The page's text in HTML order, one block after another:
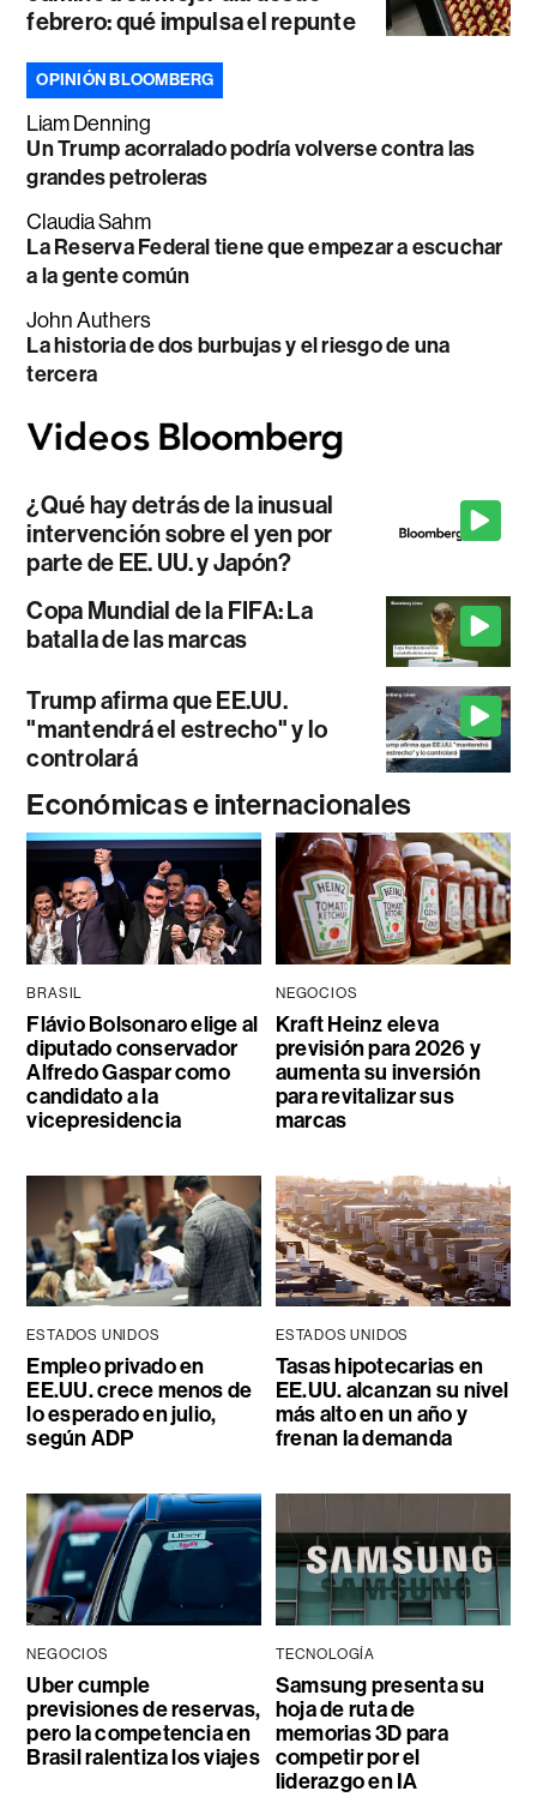
febrero: qué impulsa el repunte
OPINIÓN BLOOMBERG
Liam Denning
Un Trump acorralado podría volverse contra las
grandes petroleras
Claudia Sahm
La Reserva Federal tiene que empezar a escuchar
a la gente común
John Authers
La historia de dos burbujas y el riesgo de una
tercera
¿Qué hay detrás de la inusual
intervención sobre el yen por
parte de EE. UU. y Japón?
Copa Mundial de la FIFA: La
batalla de las marcas
Trump afirma que EE.UU.
"mantendrá el estrecho" y lo
controlará
Económicas e internacionales
BRASIL
Flávio Bolsonaro elige al
diputado conservador
Alfredo Gaspar como
candidato a la
vicepresidencia
NEGOCIOS
Kraft Heinz eleva
previsión para 2026 y
aumenta su inversión
para revitalizar sus
marcas
ESTADOS UNIDOS
Empleo privado en
EE.UU. crece menos de
lo esperado en julio,
según ADP
ESTADOS UNIDOS
Tasas hipotecarias en
EE.UU. alcanzan su nivel
más alto en un año y
frenan la demanda
NEGOCIOS
Uber cumple
previsiones de reservas,
pero la competencia en
Brasil ralentiza los viajes
TECNOLOGÍA
Samsung presenta su
hoja de ruta de
memorias 3D para
competir por el
liderazgo en IA